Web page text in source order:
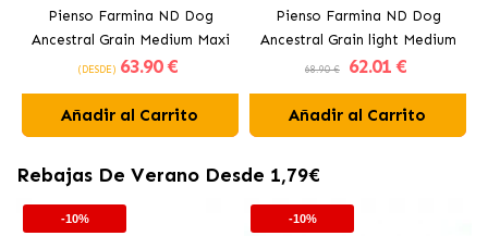
Pienso Farmina ND Dog
Ancestral Grain Medium Maxi
para perros con pollo
(DESDE) 63.90 €
Añadir al Carrito
Pienso Farmina ND Dog
Ancestral Grain light Medium
Maxi para perros con pollo
68.90 € 62.01 €
Añadir al Carrito
Rebajas De Verano Desde 1,79€
-10% -10%